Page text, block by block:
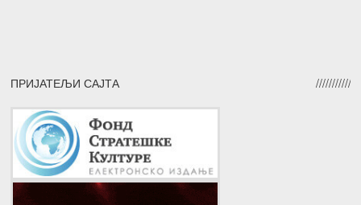
ПРИЈАТЕЉИ САЈТА